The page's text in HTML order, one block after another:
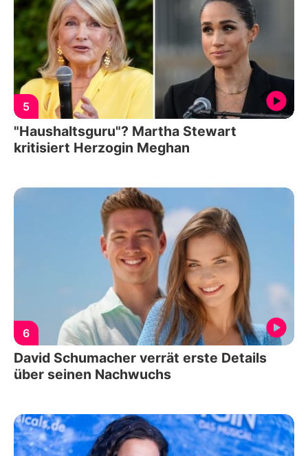
5
"Haushaltsguru"? Martha Stewart
kritisiert Herzogin Meghan
6
David Schumacher verrät erste Details
über seinen Nachwuchs